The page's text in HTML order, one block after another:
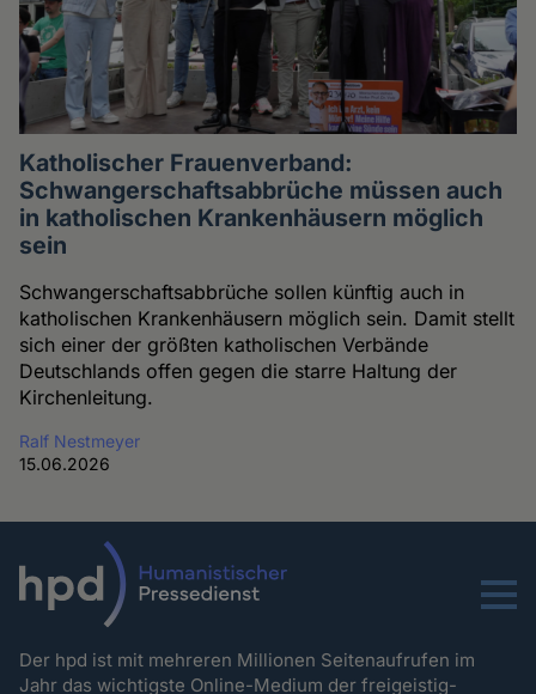
Katholischer Frauenverband:
Schwangerschaftsabbrüche müssen auch
in katholischen Krankenhäusern möglich
sein
Schwangerschaftsabbrüche sollen künftig auch in
katholischen Krankenhäusern möglich sein. Damit stellt
sich einer der größten katholischen Verbände
Deutschlands offen gegen die starre Haltung der
Kirchenleitung.
Ralf Nestmeyer
15.06.2026
Menu
Der hpd ist mit mehreren Millionen Seitenaufrufen im
Jahr das wichtigste Online-Medium der freigeistig-